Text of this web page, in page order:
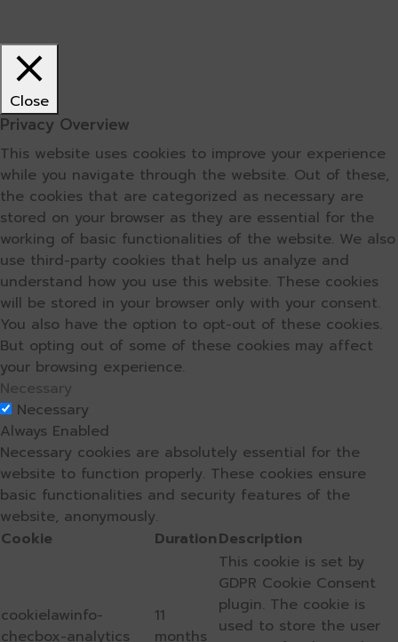
Close
Privacy Overview
This website uses cookies to improve your experience
while you navigate through the website. Out of these,
the cookies that are categorized as necessary are
stored on your browser as they are essential for the
working of basic functionalities of the website. We also
use third-party cookies that help us analyze and
understand how you use this website. These cookies
will be stored in your browser only with your consent.
You also have the option to opt-out of these cookies.
But opting out of some of these cookies may affect
your browsing experience.
Necessary
Necessary
Always Enabled
Necessary cookies are absolutely essential for the
website to function properly. These cookies ensure
basic functionalities and security features of the
website, anonymously.
Cookie
DurationDescription
cookielawinfo-
checbox-analytics
11
months
This cookie is set by
GDPR Cookie Consent
plugin. The cookie is
used to store the user